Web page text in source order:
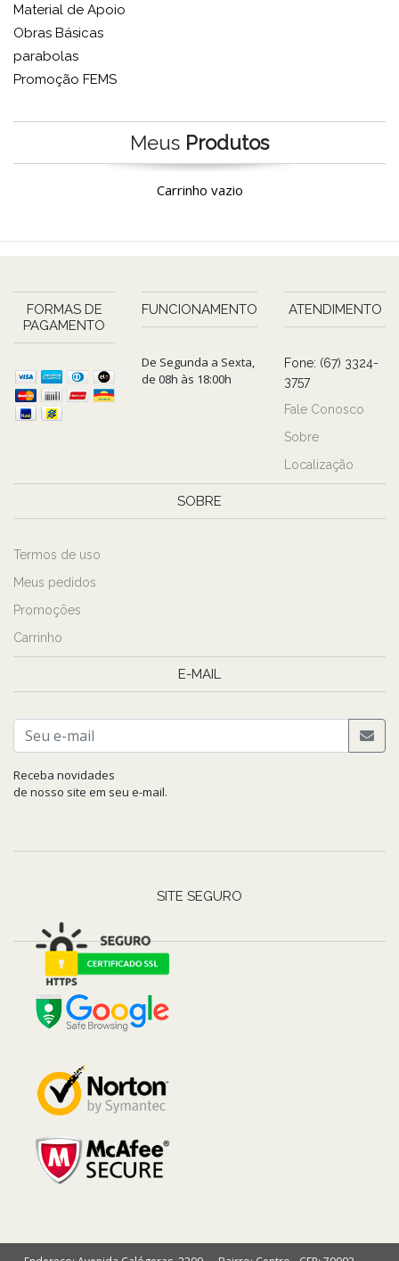
Material de Apoio
Obras Básicas
parabolas
Promoção FEMS
Meus Produtos
Carrinho vazio
FORMAS DE
PAGAMENTO
FUNCIONAMENTO
De Segunda a Sexta,
de 08h às 18:00h
ATENDIMENTO
Fone: (67) 3324-
3757
Fale Conosco
Sobre
Localização
SOBRE
Termos de uso
Meus pedidos
Promoções
Carrinho
E-MAIL
Receba novidades
de nosso site em seu e-mail.
SITE SEGURO